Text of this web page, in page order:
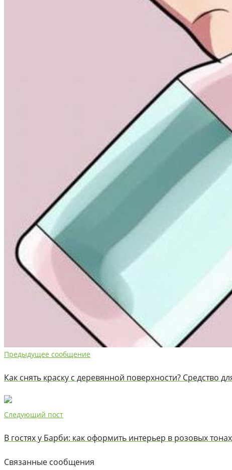
Предыдущее сообщение
Как снять краску с деревянной поверхности? Средство
Следующий пост
В гостях у Барби: как оформить интерьер в розовых тонах
Связанные сообщения